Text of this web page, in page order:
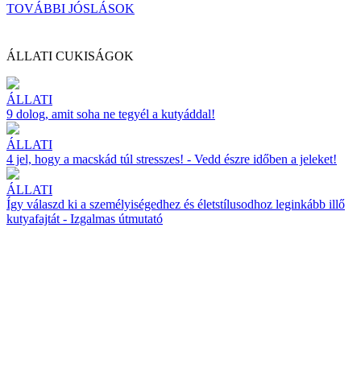
TOVÁBBI JÓSLÁSOK
ÁLLATI CUKISÁGOK
ÁLLATI
9 dolog, amit soha ne tegyél a kutyáddal!
ÁLLATI
4 jel, hogy a macskád túl stresszes! - Vedd észre időben a jeleket!
ÁLLATI
Így válaszd ki a személyiségedhez és életstílusodhoz leginkább illő
kutyafajtát - Izgalmas útmutató